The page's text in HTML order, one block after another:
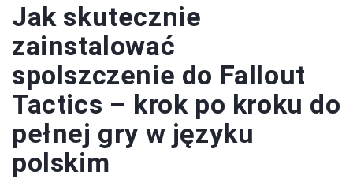
Jak skutecznie
zainstalować
spolszczenie do Fallout
Tactics – krok po kroku do
pełnej gry w języku
polskim